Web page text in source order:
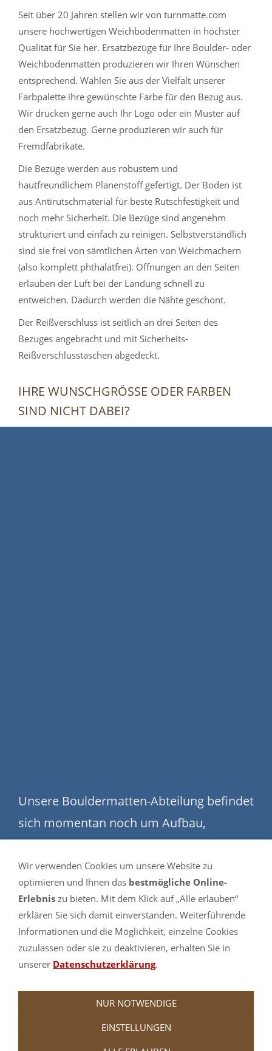
Seit über 20 Jahren stellen wir von turnmatte.com
unsere hochwertigen Weichbodenmatten in höchster
Qualität für Sie her. Ersatzbezüge für Ihre Boulder- oder
Weichbodenmatten produzieren wir Ihren Wünschen
entsprechend. Wählen Sie aus der Vielfalt unserer
Farbpalette ihre gewünschte Farbe für den Bezug aus.
Wir drucken gerne auch Ihr Logo oder ein Muster auf
den Ersatzbezug. Gerne produzieren wir auch für
Fremdfabrikate.
Die Bezüge werden aus robustem und
hautfreundlichem Planenstoff gefertigt. Der Boden ist
aus Antirutschmaterial für beste Rutschfestigkeit und
noch mehr Sicherheit. Die Bezüge sind angenehm
strukturiert und einfach zu reinigen. Selbstverständlich
sind sie frei von sämtlichen Arten von Weichmachern
(also komplett phthalatfrei). Öffnungen an den Seiten
erlauben der Luft bei der Landung schnell zu
entweichen. Dadurch werden die Nähte geschont.
Der Reißverschluss ist seitlich an drei Seiten des
Bezuges angebracht und mit Sicherheits-
Reißverschlusstaschen abgedeckt.
IHRE WUNSCHGRÖSSE ODER FARBEN S
IND NICHT DABEI?
Unsere Bouldermatten-Abteilung befindet
sich momentan noch um Aufbau,
trotzdem sind bereits jetzt schon
wesentlich mehr Maße und Farben
verfügbar als hier im Shop angezeigt.
Schauen Sie sich gerne einmal in
unserem Partnershop turnmatte.com in
derBouldermatten-Abteilung
Wir verwenden Cookies um unsere Website zu
optimieren und Ihnen das bestmögliche Online-
Erlebnis zu bieten. Mit dem Klick auf „Alle erlauben“
erklären Sie sich damit einverstanden. Weiterführende
Informationen und die Möglichkeit, einzelne Cookies
zuzulassen oder sie zu deaktivieren, erhalten Sie in
unserer Datenschutzerklärung.
NUR NOTWENDIGE
EINSTELLUNGEN